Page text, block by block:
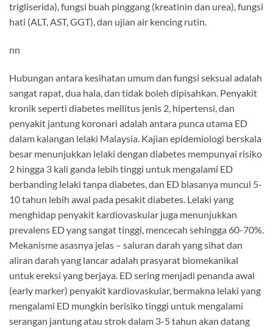
trigliserida), fungsi buah pinggang (kreatinin dan urea), fungsi
hati (ALT, AST, GGT), dan ujian air kencing rutin.
nn
Hubungan antara kesihatan umum dan fungsi seksual adalah
sangat rapat, dua hala, dan tidak boleh dipisahkan. Penyakit
kronik seperti diabetes mellitus jenis 2, hipertensi, dan
penyakit jantung koronari adalah antara punca utama ED
dalam kalangan lelaki Malaysia. Kajian epidemiologi berskala
besar menunjukkan lelaki dengan diabetes mempunyai risiko
2 hingga 3 kali ganda lebih tinggi untuk mengalami ED
berbanding lelaki tanpa diabetes, dan ED biasanya muncul 5-
10 tahun lebih awal pada pesakit diabetes. Lelaki yang
menghidap penyakit kardiovaskular juga menunjukkan
prevalens ED yang sangat tinggi, mencecah sehingga 60-70%.
Mekanisme asasnya jelas – saluran darah yang sihat dan
aliran darah yang lancar adalah prasyarat biomekanikal
untuk ereksi yang berjaya. ED sering menjadi penanda awal
(early marker) penyakit kardiovaskular, bermakna lelaki yang
mengalami ED mungkin berisiko tinggi untuk mengalami
serangan jantung atau strok dalam 3-5 tahun akan datang